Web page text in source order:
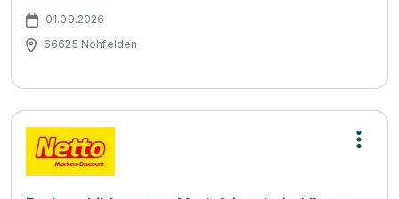
01.09.2026
66625 Nohfelden